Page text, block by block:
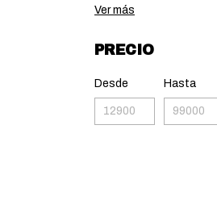
Ver más
PRECIO
Desde Hasta